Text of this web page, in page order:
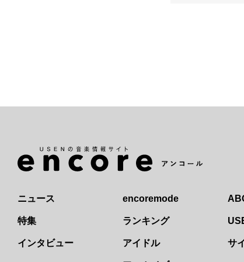
ニュース
特集
インタビュー
encoremode
ランキング
アイドル サ